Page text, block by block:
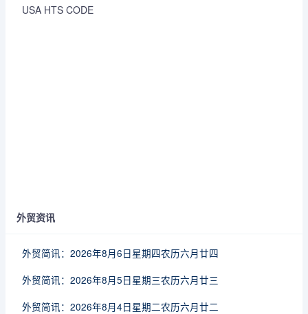
USA HTS CODE
外贸资讯
外贸简讯：2026年8月6日星期四农历六月廿四
外贸简讯：2026年8月5日星期三农历六月廿三
外贸简讯：2026年8月4日星期二农历六月廿二